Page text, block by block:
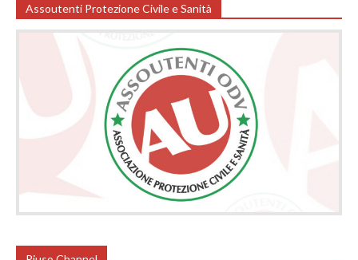
Assoutenti Protezione Civile e Sanità